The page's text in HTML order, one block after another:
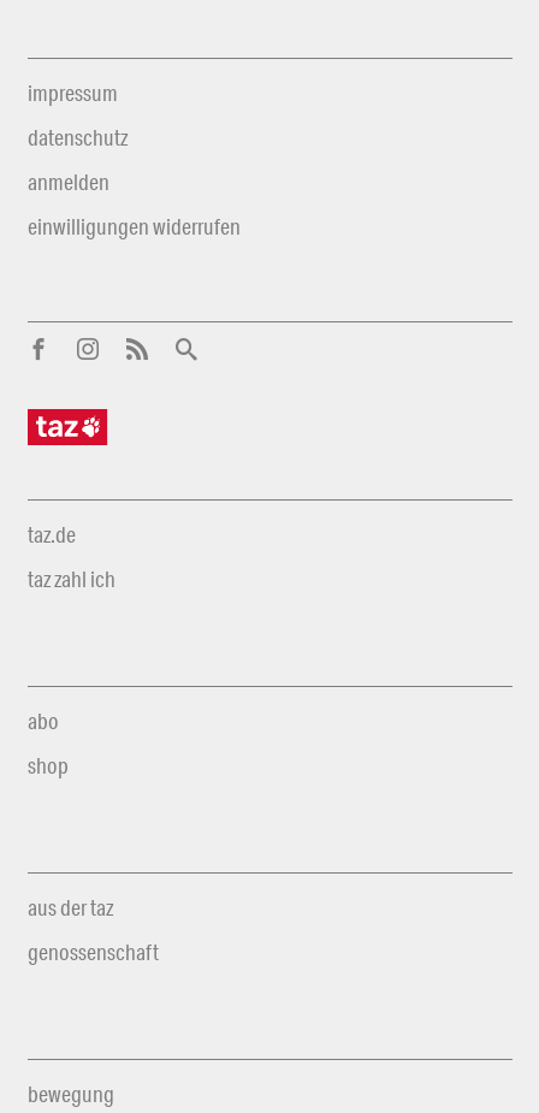
impressum
datenschutz
anmelden
einwilligungen widerrufen
taz.de
taz zahl ich
abo
shop
aus der taz
genossenschaft
bewegung